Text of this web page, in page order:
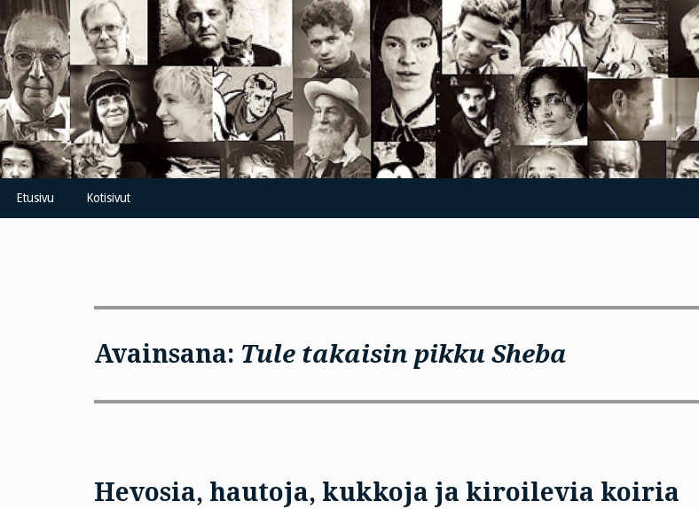
Skip
to
content
Etusivu Kotisivut
Avainsana: Tule takaisin pikku Sheba
Hevosia, hautoja, kukkoja ja kiroilevia koiria